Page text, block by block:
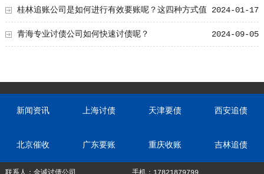
2024-01-17
桂林追账公司是如何进行有效要账呢？这四种方式值
得关注！ 2024-09-05
青海专业讨债公司如何快速讨债呢？
新闻资讯 上海讨债 天津要债 西安追债
北京催收 广东要账 重庆收账 吉林追债